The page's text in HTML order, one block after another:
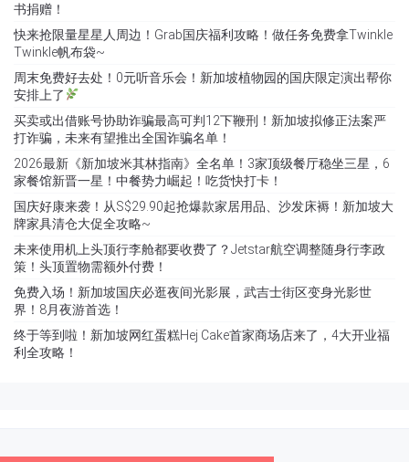
书捐赠！
快来抢限量星星人周边！Grab国庆福利攻略！做任务免费拿Twinkle
Twinkle帆布袋~
周末免费好去处！0元听音乐会！新加坡植物园的国庆限定演出帮你
安排上了
买卖或出借账号协助诈骗最高可判12下鞭刑！新加坡拟修正法案严
打诈骗，未来有望推出全国诈骗名单！
2026最新《新加坡米其林指南》全名单！3家顶级餐厅稳坐三星，6
家餐馆新晋一星！中餐势力崛起！吃货快打卡！
国庆好康来袭！从S$29.90起抢爆款家居用品、沙发床褥！新加坡大
牌家具清仓大促全攻略~
未来使用机上头顶行李舱都要收费了？Jetstar航空调整随身行李政
策！头顶置物需额外付费！
免费入场！新加坡国庆必逛夜间光影展，武吉士街区变身光影世
界！8月夜游首选！
终于等到啦！新加坡网红蛋糕Hej Cake首家商场店来了，4大开业福
利全攻略！